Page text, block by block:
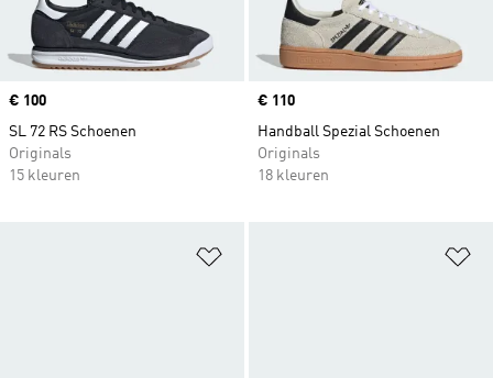
Price
€ 100
SL 72 RS Schoenen
Originals
15 kleuren
Price
€ 110
Handball Spezial Schoenen
Originals
18 kleuren